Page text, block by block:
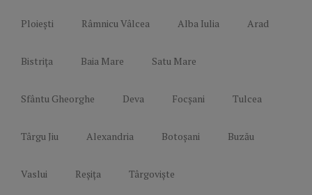
Ploiești Râmnicu Vâlcea Alba Iulia Arad
Bistrița Baia Mare Satu Mare
Sfântu Gheorghe Deva Focșani Tulcea
Târgu Jiu Alexandria Botoșani Buzău
Vaslui Reșița Târgoviște